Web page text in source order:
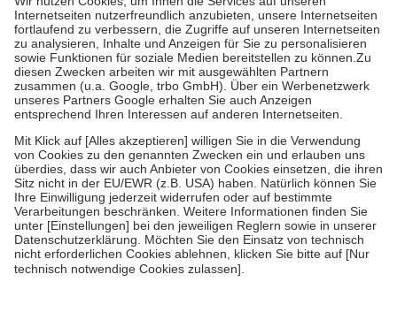
Grundsätzlich leisten Mitglieder Zuzahlungen in Höhe von zehn
Prozent des Abgabepreises,mindestens jedochfünf Euround
höchstens zehn Euro.Es sind jedoch nie mehr als die tatsächlichen
Kosten der Leistung zu entrichten.
Diese Regeln gelten grundsätzlich auch für Online-Apotheken.
Bei Heilmitteln und häuslicher Krankenpflege beträgt die
Zuzahlung zehn Prozent der Kosten sowie zehn Euro je
Verordnung.
Um das Engagement der Versicherten für ihre eigene Gesundheit zu
stärken und die besondere Stellung der Familie zu unterstützen,
fallenkeine Zuzahlungenan bei:
• Kindern und Jugendlichen bis zum vollendeten 18. Lebensjahr
mit Ausnahme der Fahrkosten
• Untersuchungen zur Vorsorge und Früherkennung, die von der
GKV getragen werden